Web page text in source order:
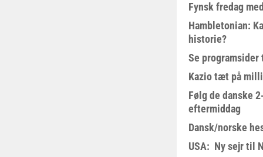
Fynsk fredag
Hambletonian:
historie?
Se
Kazio tæt på
Følg de danske
eftermiddag
Dansk/norske
USA: Ny sejr til